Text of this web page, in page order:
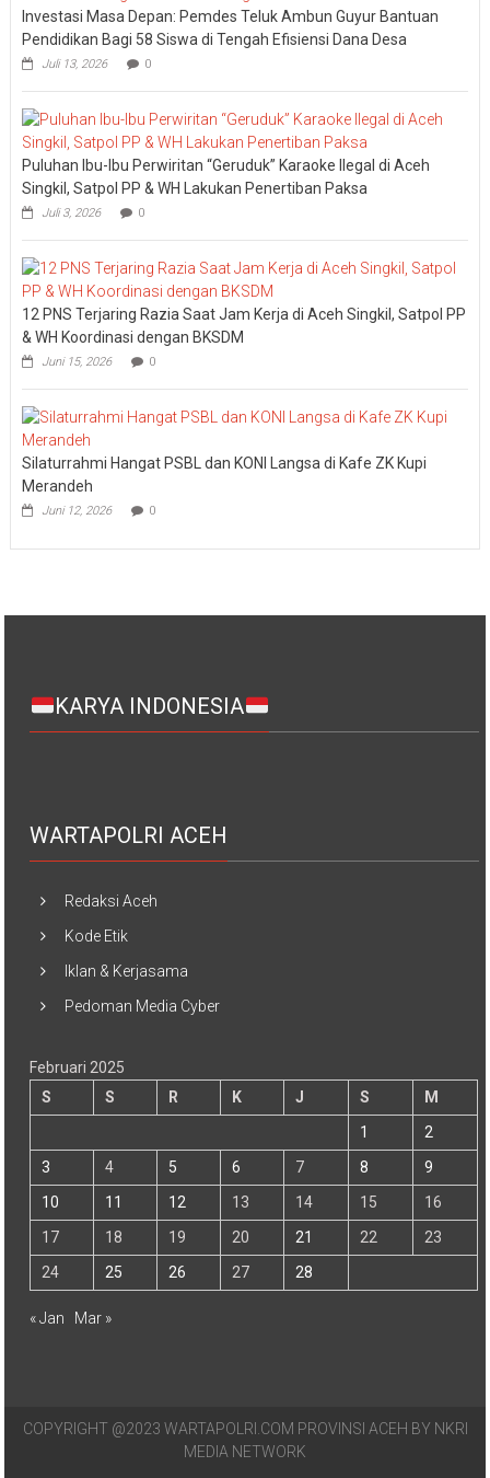
Investasi Masa Depan: Pemdes Teluk Ambun Guyur Bantuan
Pendidikan Bagi 58 Siswa di Tengah Efisiensi Dana Desa
Juli 13, 2026 0
Puluhan Ibu-Ibu Perwiritan “Geruduk” Karaoke Ilegal di Aceh
Singkil, Satpol PP & WH Lakukan Penertiban Paksa
Juli 3, 2026 0
12 PNS Terjaring Razia Saat Jam Kerja di Aceh Singkil, Satpol PP
& WH Koordinasi dengan BKSDM
Juni 15, 2026 0
Silaturrahmi Hangat PSBL dan KONI Langsa di Kafe ZK Kupi
Merandeh
Juni 12, 2026 0
KARYA INDONESIA
WARTAPOLRI ACEH
Redaksi Aceh
Kode Etik
Iklan & Kerjasama
Pedoman Media Cyber
Februari 2025
S
S R K J S
M
1
2
3
4 5 6 7 8
9
10
11 12 13 14 15
16
17
18 19 20 21 22
23
24
25 26 27 28
« Jan Mar »
COPYRIGHT @2023 WARTAPOLRI.COM PROVINSI ACEH BY NKRI
MEDIA NETWORK